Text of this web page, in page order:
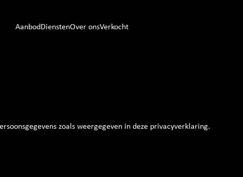
AanbodDienstenOver onsVerkocht
Diensten
zoals weergegeven in deze privacyverklaring.